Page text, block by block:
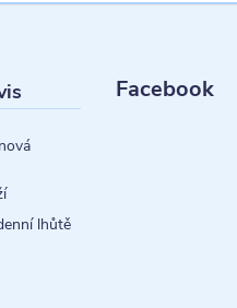
lhůtě
Facebook